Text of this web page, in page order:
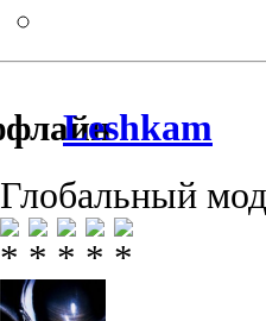
Leshkam
Глобальный